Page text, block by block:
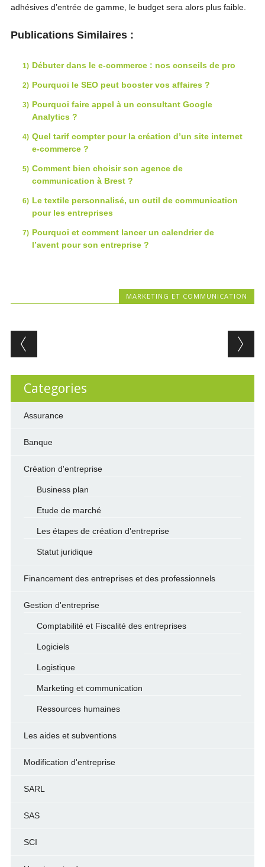
adhésives d’entrée de gamme, le budget sera alors plus faible.
Publications Similaires :
Débuter dans le e-commerce : nos conseils de pro
Pourquoi le SEO peut booster vos affaires ?
Pourquoi faire appel à un consultant Google
Analytics ?
Quel tarif compter pour la création d’un site internet
e-commerce ?
Comment bien choisir son agence de
communication à Brest ?
Le textile personnalisé, un outil de communication
pour les entreprises
Pourquoi et comment lancer un calendrier de
l’avent pour son entreprise ?
MARKETING ET COMMUNICATION
Post navigation
Categories
Assurance
Banque
Création d'entreprise
Business plan
Etude de marché
Les étapes de création d'entreprise
Statut juridique
Financement des entreprises et des professionnels
Gestion d'entreprise
Comptabilité et Fiscalité des entreprises
Logiciels
Logistique
Marketing et communication
Ressources humaines
Les aides et subventions
Modification d'entreprise
SARL
SAS
SCI